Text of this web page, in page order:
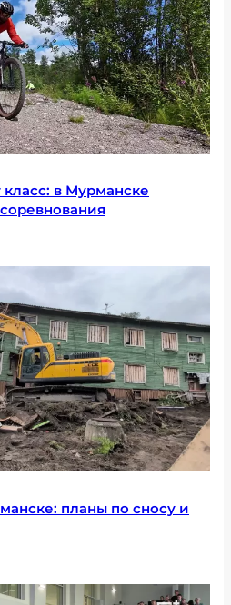
в Мурманске
планы по сносу и